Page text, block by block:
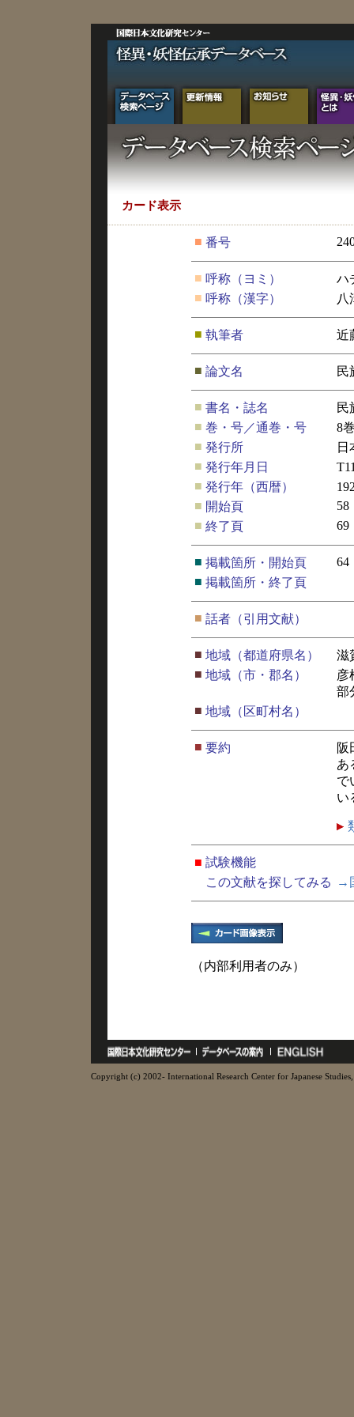
カード表示
■ 番号
■ 呼称（ヨミ）
ハ
■ 呼称（漢字） 八
■ 執筆者 近
■ 論文名 民
■ 書名・誌名
民
■ 巻・号／通巻・号
8
■ 発行所
日
■ 発行年月日
■ 発行年（西暦）
■ 開始頁
58
■ 終了頁 69
■ 掲載箇所・開始頁
64
■ 掲載箇所・終了頁
■ 話者（引用文献）
■ 地域（都道府県名）
滋
■ 地域（市・郡名）
彦
部
■ 地域（区町村名）
■ 要約
阪
あ
で
い
■ 試験機能
この文献を探してみる
→
（内部利用者のみ）
Copyright (c) 2002- International Research Center for Japanese